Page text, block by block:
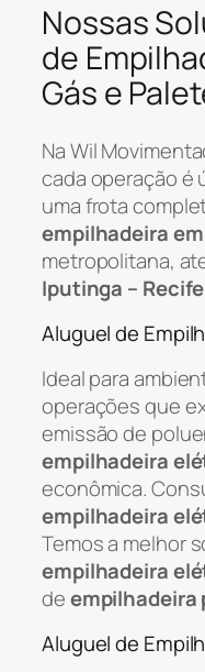
Nossas
de
Gás e
Na Wil
cada operação é
uma frota
empilhadeira
metropolitana,
Iputinga – Recife
Aluguel de
Ideal para
operações que
emissão de
empilhadeira
econômica.
empilhadeira
Temos a melhor
empilhadeira
deempilhadeira
Aluguel de